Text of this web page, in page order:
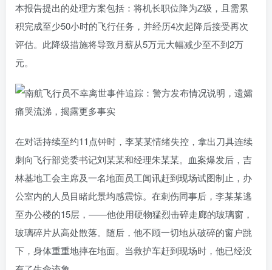
本报告提出的处理方案包括：将机长职位降为Z级，且需累
积完成至少50小时的飞行任务，并经历4次起降后接受再次
评估。此降级措施将导致月薪从5万元大幅减少至不到2万
元。
在对话持续至约11点钟时，李某某情绪失控，拿出刀具连续
刺向飞行部党委书记刘某某和经理朱某某。血案爆发后，吉
林基地工会主席及一名地面员工闻讯赶到现场试图制止，办
公室内的人员目睹此景均感震惊。在刺伤同事后，李某某逃
至办公楼的15层，——他使用硬物猛烈击碎走廊的玻璃窗，
玻璃碎片从高处散落。随后，他不顾一切地从破碎的窗户跳
下，身体重重地摔在地面。当救护车赶到现场时，他已经没